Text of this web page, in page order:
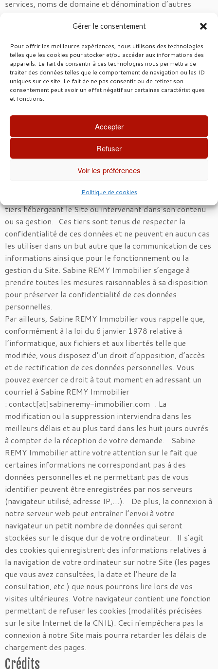
Gérer le consentement
Pour offrir les meilleures expériences, nous utilisons des technologies
telles que les cookies pour stocker et/ou accéder aux informations des
appareils. Le fait de consentir à ces technologies nous permettra de
traiter des données telles que le comportement de navigation ou les ID
uniques sur ce site. Le fait de ne pas consentir ou de retirer son
consentement peut avoir un effet négatif sur certaines caractéristiques
et fonctions.
Accepter
Refuser
Voir les préférences
Politique de cookies
services, noms de domaine et dénomination d’autres
association quelconque entre Sabine REMY Immobilier et
dénominations en cause.
Protection de la vie privée
Sabine REMY Immobilier n’exige à aucun moment la
communication par les utilisateurs de données
qui le souhaitent d’obtenir certaines informations ou
recevoir des documents. Sabine REMY Immobilier vous
informe que les données personnelles que vous pourriez
lui communiquer en ligne sont destinées au seul usage de
la société Sabine REMY Immobilier qui est responsable de
seront pas communiquées à des tiers à l’exclusion des
tiers hébergeant le Site ou intervenant dans son contenu
ou sa gestion. Ces tiers sont tenus de respecter la
confidentialité de ces données et ne peuvent en aucun cas
les utiliser dans un but autre que la communication de ces
informations ainsi que pour le fonctionnement ou la
gestion du Site. Sabine REMY Immobilier s’engage à
prendre toutes les mesures raisonnables à sa disposition
pour préserver la confidentialité de ces données
personnelles.
Par ailleurs, Sabine REMY Immobilier vous rappelle que,
conformément à la loi du 6 janvier 1978 relative à
l’informatique, aux fichiers et aux libertés telle que
modifiée, vous disposez d’un droit d’opposition, d’accès
et de rectification de ces données personnelles. Vous
pouvez exercer ce droit à tout moment en adressant un
courriel à Sabine REMY Immobilier
: contact[at]sabineremy-immobilier.com . La
modification ou la suppression interviendra dans les
meilleurs délais et au plus tard dans les huit jours ouvrés
à compter de la réception de votre demande. Sabine
REMY Immobilier attire votre attention sur le fait que
certaines informations ne correspondant pas à des
données personnelles et ne permettant pas de vous
identifier peuvent être enregistrées par nos serveurs
(navigateur utilisé, adresse IP,…). De plus, la connexion à
notre serveur web peut entraîner l’envoi à votre
navigateur un petit nombre de données qui seront
stockées sur le disque dur de votre ordinateur. Il s’agit
des cookies qui enregistrent des informations relatives à
la navigation de votre ordinateur sur notre Site (les pages
que vous avez consultées, la date et l’heure de la
consultation, etc.) que nous pourrons lire lors de vos
visites ultérieures. Votre navigateur contient une fonction
permettant de refuser les cookies (modalités précisées
sur le site Internet de la CNIL). Ceci n’empêchera pas la
connexion à notre Site mais pourra retarder les délais de
chargement des pages.
Crédits